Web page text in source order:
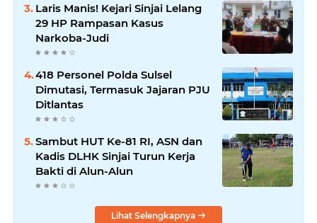
Laris Manis! Kejari Sinjai Lelang
29 HP Rampasan Kasus
Narkoba-Judi
418 Personel Polda Sulsel
Dimutasi, Termasuk Jajaran PJU
Ditlantas
Sambut HUT Ke-81 RI, ASN dan
Kadis DLHK Sinjai Turun Kerja
Bakti di Alun-Alun
Lihat Selengkapnya